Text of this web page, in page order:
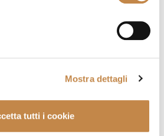
Mostra dettagli
tutti i cookie
conferma di aver letto
trattamento dei dati
Sì No